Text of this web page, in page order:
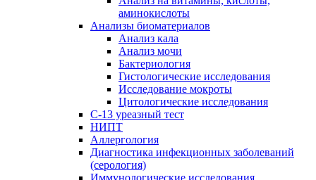
аминокислоты
Анализы биоматериалов
Анализ кала
Анализ мочи
Бактериология
Гистологические исследования
Исследование мокроты
Цитологические исследования
С-13 уреазный тест
НИПТ
Аллергология
Диагностика инфекционных заболеваний
(серология)
Иммунологические исследования